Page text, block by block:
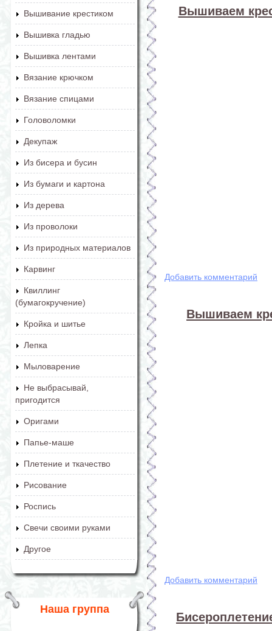
Вышивание крестиком
Вышивка гладью
Вышивка лентами
Вязание крючком
Вязание спицами
Головоломки
Декупаж
Из бисера и бусин
Из бумаги и картона
Из дерева
Из проволоки
Из природных материалов
Карвинг
Квиллинг
(бумагокручение)
Кройка и шитье
Лепка
Мыловарение
Не выбрасывай,
пригодится
Оригами
Папье-маше
Плетение и ткачество
Рисование
Роспись
Свечи своими руками
Другое
Наша группа
Вышиваем
Добавить комментарий
Вышиваем
Добавить комментарий